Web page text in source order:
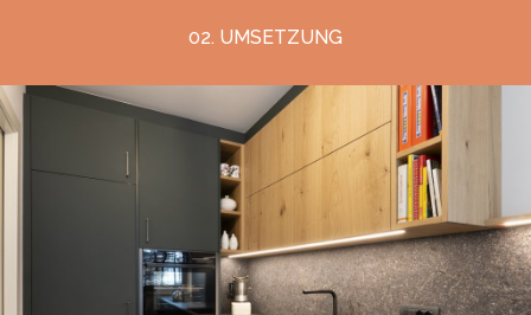
02. UMSETZUNG